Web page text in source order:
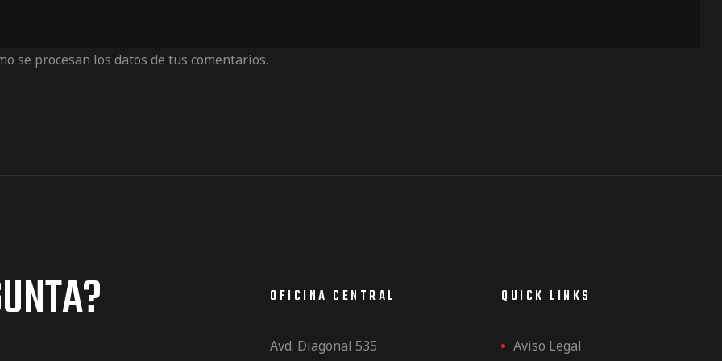
se procesan los datos de tus comentarios.
OFICINA CENTRAL
Avd. Diagonal 535
QUICK LINKS
Aviso Legal